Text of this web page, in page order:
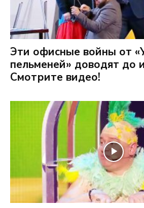
Эти офисные войны от
пельменей» доводят до
Смотрите видео!